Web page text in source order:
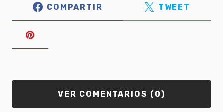
COMPARTIR TWEET
VER COMENTARIOS (0)